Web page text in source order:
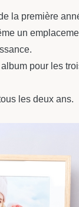
la première
un
pour les
les deux ans.